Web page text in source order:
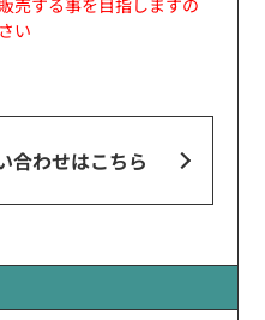
い
合わせはこちら